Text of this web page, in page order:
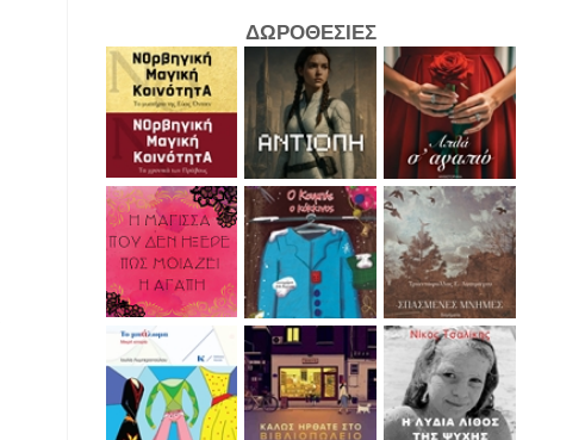
ΔΩΡΟΘΕΣΙΕΣ